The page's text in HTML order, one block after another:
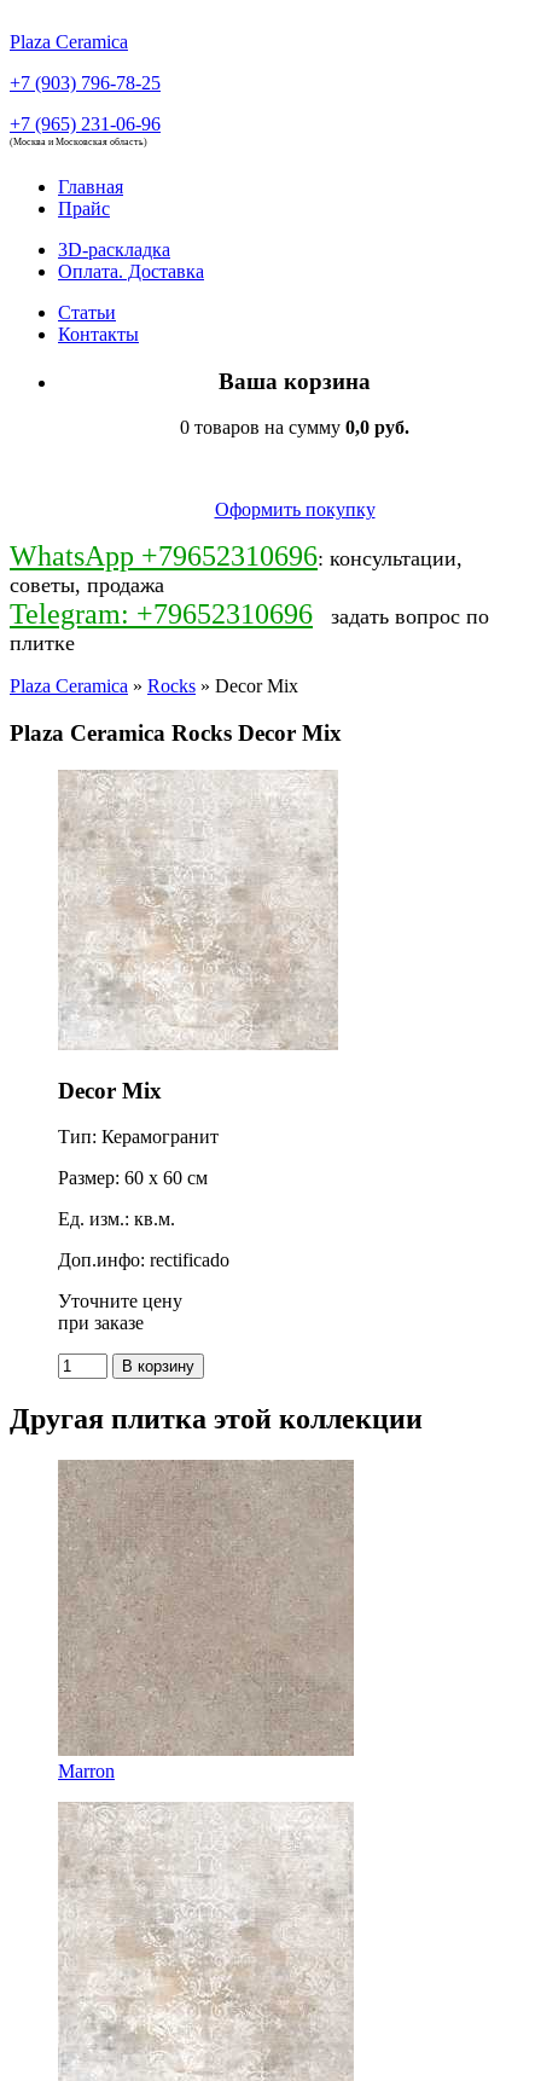
Plaza Ceramica
+7 (903) 796-78-25
+7 (965) 231-06-96
(Москва и Московская область)
Главная
Прайс
3D-раскладка
Оплата. Доставка
Статьи
Контакты
Ваша корзина
0 товаров на сумму 0,0 руб.
Оформить покупку
WhatsApp +79652310696: консультации,
советы, продажа
Telegram: +79652310696
задать вопрос по
плитке
Plaza Ceramica » Rocks » Decor Mix
Plaza Ceramica Rocks Decor Mix
Decor Mix
Тип: Керамогранит
Размер: 60 x 60 см
Ед. изм.: кв.м.
Доп.инфо: rectificado
Уточните цену
при заказе
Другая плитка этой коллекции
Marron